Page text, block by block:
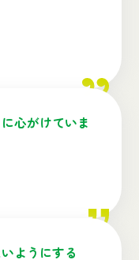
心がけていま
ようにする